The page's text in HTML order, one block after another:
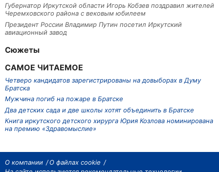
Губернатор Иркутской области Игорь Кобзев поздравил жителей
Черемховского района с вековым юбилеем
Президент России Владимир Путин посетил Иркутский
авиационный завод
Сюжеты
САМОЕ ЧИТАЕМОЕ
Четверо кандидатов зарегистрированы на довыборах в Думу
Братска
Мужчина погиб на пожаре в Братске
Два детских сада и две школы хотят объединить в Братске
Книга иркутского детского хирурга Юрия Козлова номинирована
на премию «Здравомыслие»
О компании
О файлах cookie